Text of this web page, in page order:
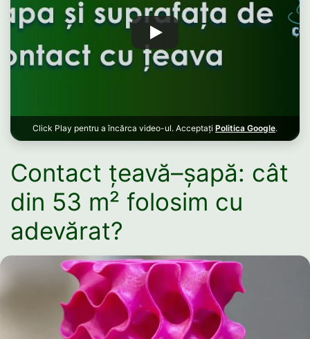
Click Play pentru a încărca video-ul. Acceptați Politica Google.
Contact țeavă–șapă: cât
din 53 m² folosim cu
adevărat?